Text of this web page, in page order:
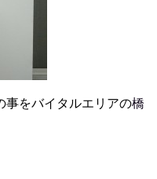
事をバイタルエリアの橋